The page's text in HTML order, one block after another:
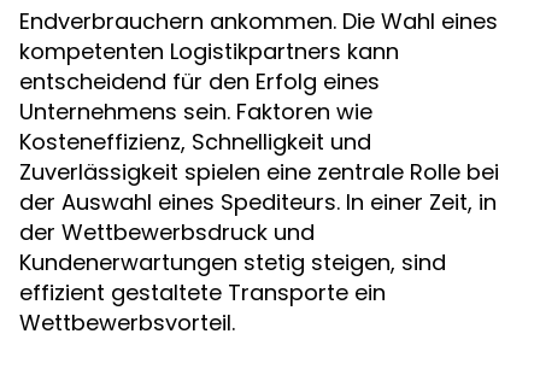
Endverbrauchern ankommen. Die Wahl eines
kompetenten Logistikpartners kann
entscheidend für den Erfolg eines
Unternehmens sein. Faktoren wie
Kosteneffizienz, Schnelligkeit und
Zuverlässigkeit spielen eine zentrale Rolle bei
der Auswahl eines Spediteurs. In einer Zeit, in
der Wettbewerbsdruck und
Kundenerwartungen stetig steigen, sind
effizient gestaltete Transporte ein
Wettbewerbsvorteil.